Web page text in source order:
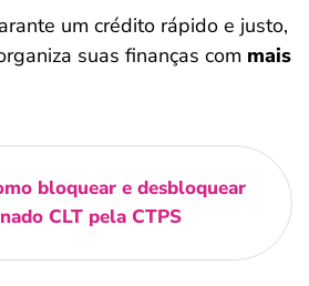
um crédito rápido e justo,
suas finanças com mais
bloquear e desbloquear
CLT pela CTPS